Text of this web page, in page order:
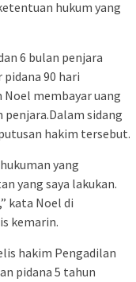
hukum yang
6 bulan penjara
pidana 90 hari
membayar uang
sidang
hakim tersebut.
yang
yang saya lakukan.
kata Noel di
kemarin.
hakim Pengadilan
pidana 5 tahun